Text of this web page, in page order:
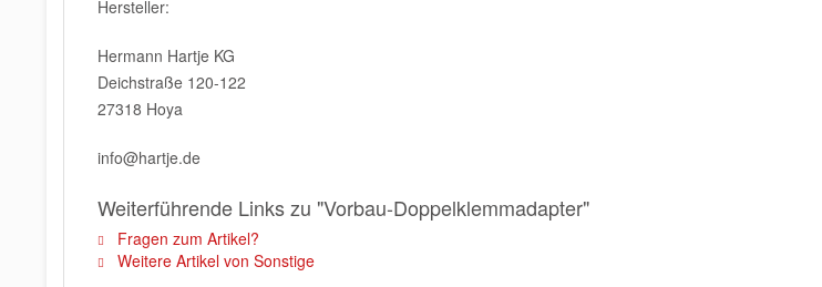
Hersteller:
Hermann Hartje KG
Deichstraße 120-122
27318 Hoya
info@hartje.de
Weiterführende Links zu "Vorbau-Doppelklemmadapter"
Fragen zum Artikel?
Weitere Artikel von Sonstige